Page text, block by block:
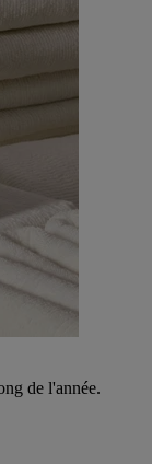
de l'année.